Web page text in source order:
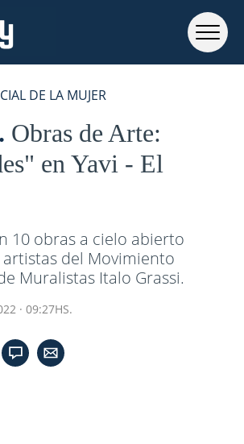
DE LA MUJER
Obras de Arte:
en Yavi - El
10 obras a cielo abierto
del Movimiento
Muralistas Italo Grassi.
· 09:27HS.